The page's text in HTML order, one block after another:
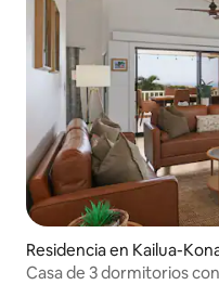
Residencia en Kailua-
Casa de 3 dormitorios